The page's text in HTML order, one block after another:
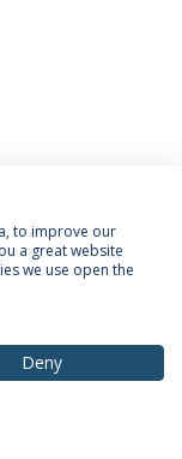
to improve our
a great website
we use open the
Deny